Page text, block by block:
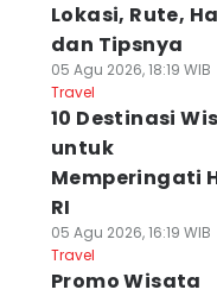
Lokasi, Rute,
dan Tipsnya
05 Agu 2026, 18:19 WIB
Travel
10 Destinasi
untuk
Memperingati
RI
05 Agu 2026, 16:19 WIB
Travel
Promo Wisata